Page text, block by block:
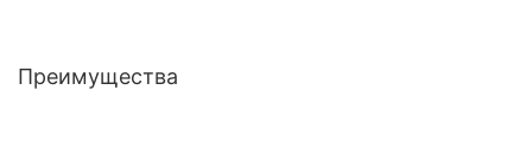
Преимущества